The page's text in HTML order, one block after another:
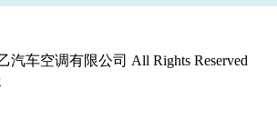
汽车空调有限公司 All Rights Reserved